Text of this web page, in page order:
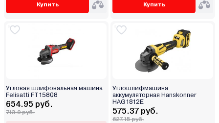
Купить Купить
Угловая шлифовальная машина
Felisatti FT15808
654.95 руб.
713.9 руб.
Углошлифмашина
аккумуляторная Hanskonner
HAG1812E
575.37 руб.
627.15 руб.